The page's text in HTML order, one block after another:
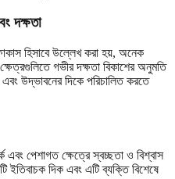
দক্ষতা
হিসাবে উল্লেখ করা হয়, অনেক
গভীর দক্ষতা বিকাশের অনুমতি
উদ্ভাবনের দিকে পরিচালিত করতে
এবং পেশাগত ক্ষেত্রে স্বচ্ছতা ও বিশ্বাস
ইতিবাচক দিক এবং এটি ব্যক্তি বিশেষে